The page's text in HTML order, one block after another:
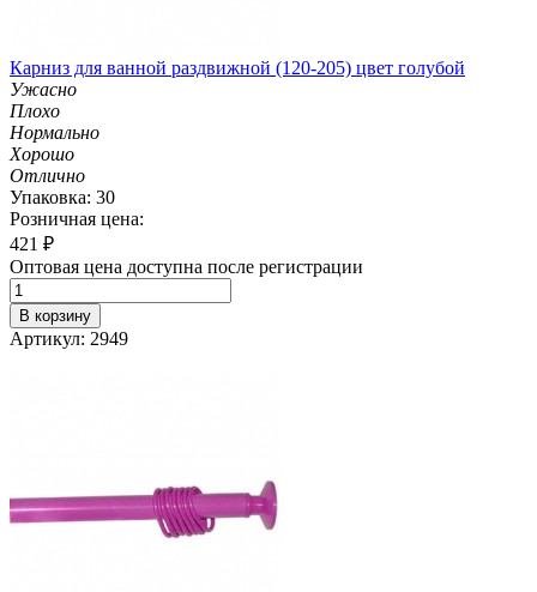
Карниз для ванной раздвижной (120-205) цвет голубой
Ужасно
Плохо
Нормально
Хорошо
Отлично
Упаковка: 30
Розничная цена:
421 ₽
Оптовая цена доступна после регистрации
В корзину
Артикул: 2949